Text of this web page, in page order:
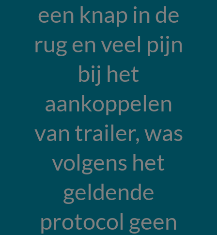
een knap in de
rug en veel pijn
bij het
aankoppelen
van trailer, was
volgens het
geldende
protocol geen